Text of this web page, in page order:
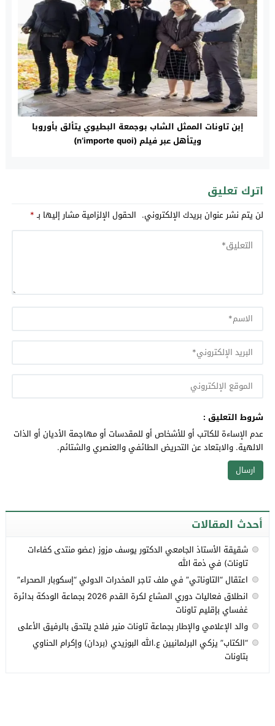
إبن تاونات الممثل الشاب بوجمعة البطيوي يتألق بأوروبا
ويتأهل عبر فيلم (n’importe quoi)
اترك تعليق
لن يتم نشر عنوان بريدك الإلكتروني. الحقول الإلزامية مشار إليها بـ*
شروط التعليق :
عدم الإساءة للكاتب أو للأشخاص أو للمقدسات أو مهاجمة الأديان أو الذات
الالهية. والابتعاد عن التحريض الطائفي والعنصري والشتائم.
أحدث المقالات
شقيقة الأستاذ الجامعي الدكتور يوسف مزوز (عضو منتدى كفاءات
تاونات) في ذمة الله
اعتقال “التاوناتي” في ملف تاجر المخدرات الدولي “إسكوبار الصحراء”
انطلاق فعاليات دوري المشاع لكرة القدم 2026 بجماعة الودكة بدائرة
غفساي بإقليم تاونات
والد الإعلامي والإطار بجماعة تاونات منير فلاح يلتحق بالرفيق الأعلى
“الكتاب” يزكي البرلمانيين ع.الله البوزيدي (بردان) وإكرام الحناوي
بتاونات